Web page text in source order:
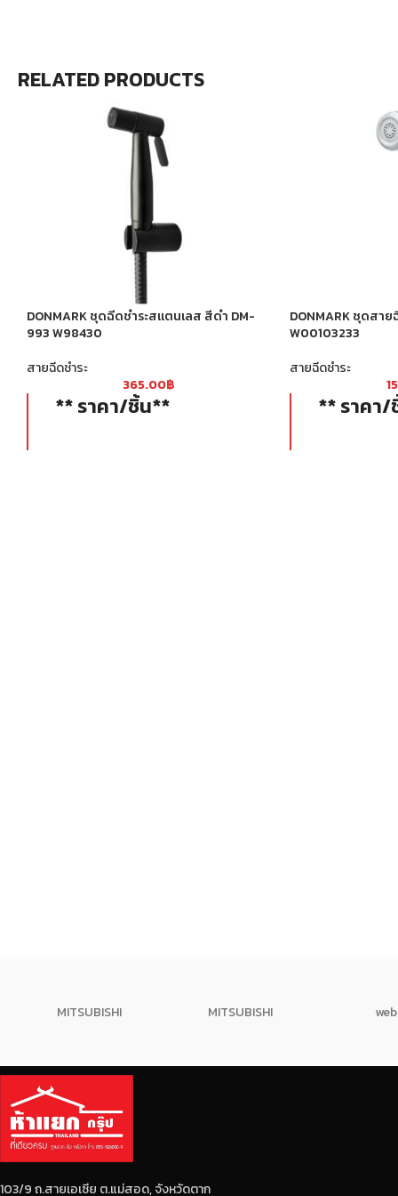
RELATED PRODUCTS
DONMARK ชุดฉีดชำระสแตนเลส สีดำ DM-
993 W98430
สายฉีดชำระ
365.00฿
** ราคา/ชิ้น**
DONMARK ชุดสาย
W00103233
สายฉีดชำระ
** ราคา
MITSUBISHI MITSUBISHI
103/9 ถ.สายเอเซีย ต.แม่สอด, จังหวัดตาก